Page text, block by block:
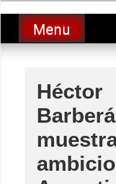
to
contentLucio
Menu
Héctor